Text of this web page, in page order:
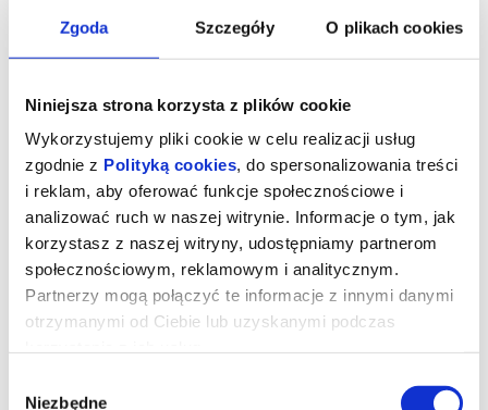
Zgoda Szczegóły O plikach cookies
Niniejsza strona korzysta z plików cookie
Wykorzystujemy pliki cookie w celu realizacji usług
zgodnie z Polityką cookies, do spersonalizowania treści
i reklam, aby oferować funkcje społecznościowe i
analizować ruch w naszej witrynie. Informacje o tym, jak
korzystasz z naszej witryny, udostępniamy partnerom
społecznościowym, reklamowym i analitycznym.
Partnerzy mogą połączyć te informacje z innymi danymi
otrzymanymi od Ciebie lub uzyskanymi podczas
Niezbędne
Pucio
*** PREMIERA W KINIE BAŁTYK ***
Pucio po raz pierwszy na wielkim ekranie! Bohater, który podbił
zabawy i pozytywnej energii.
Pucio razem ze swoją rodziną odkrywa świat! Każdy dzień to
nowe przygody - wspólne gotowanie konfitury, malowanie